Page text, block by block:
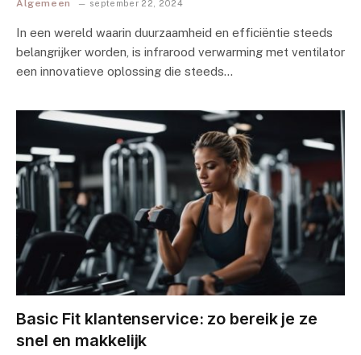
Algemeen september 22, 2024
In een⁣ wereld‍ waarin‍ duurzaamheid⁤ en​ efficiëntie steeds
⁣belangrijker worden, is infrarood verwarming ‍met​ ventilator
een‍ innovatieve​ oplossing die ​steeds…
Basic Fit klantenservice: zo bereik je ze
snel en makkelijk